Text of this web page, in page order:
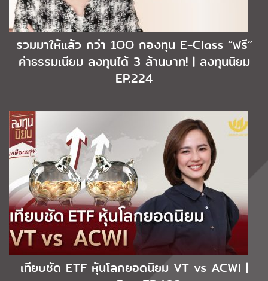
รวมมาให้แล้ว กว่า 1OO กองทุน E-Class “ฟรี”
ค่าธรรมเนียม ลงทุนได้ 3 ล้านบาท! | ลงทุนนิยม
EP.224
เทียบชัด ETF หุ้นโลกยอดนิยม VT vs ACWI |